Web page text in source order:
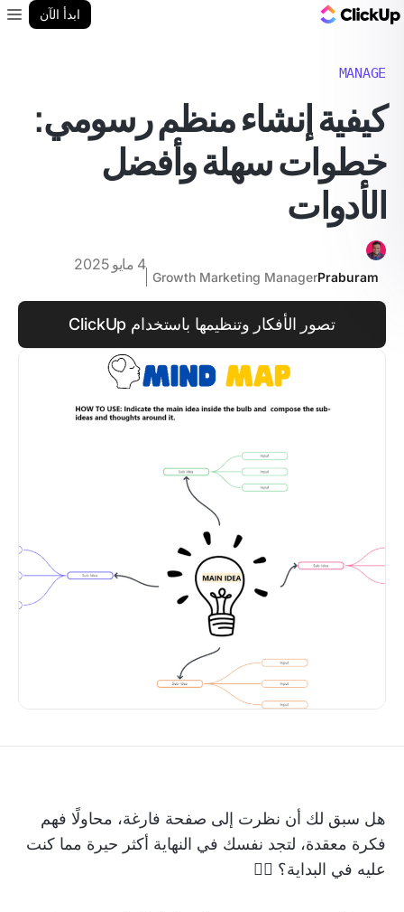
ابدأ الآن
MANAGE
كيفية إنشاء منظم رسومي:
خطوات سهلة وأفضل
الأدوات
Praburam
Growth Marketing Manager
4 مايو 2025
تصور الأفكار وتنظيمها باستخدام ClickUp
هل سبق لك أن نظرت إلى صفحة فارغة، محاولًا فهم
فكرة معقدة، لتجد نفسك في النهاية أكثر حيرة مما كنت
عليه في البداية؟ 😵‍💫